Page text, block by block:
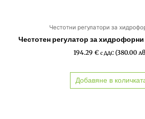
Честотни регулатори за
Честотен регулатор за
194.29 € с ДДС (380.00
Добавяне в